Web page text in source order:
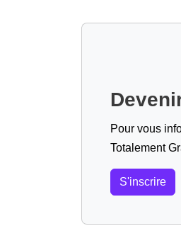
Pour vous
Totalement
S'inscrire